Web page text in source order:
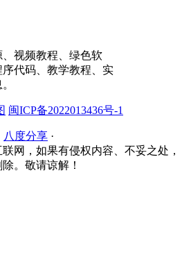
视频教程、绿色软
代码、教学教程、实
闽ICP备2022013436号-1
八度分享 ·
网，如果有侵权内容、不妥之处，
。敬请谅解！